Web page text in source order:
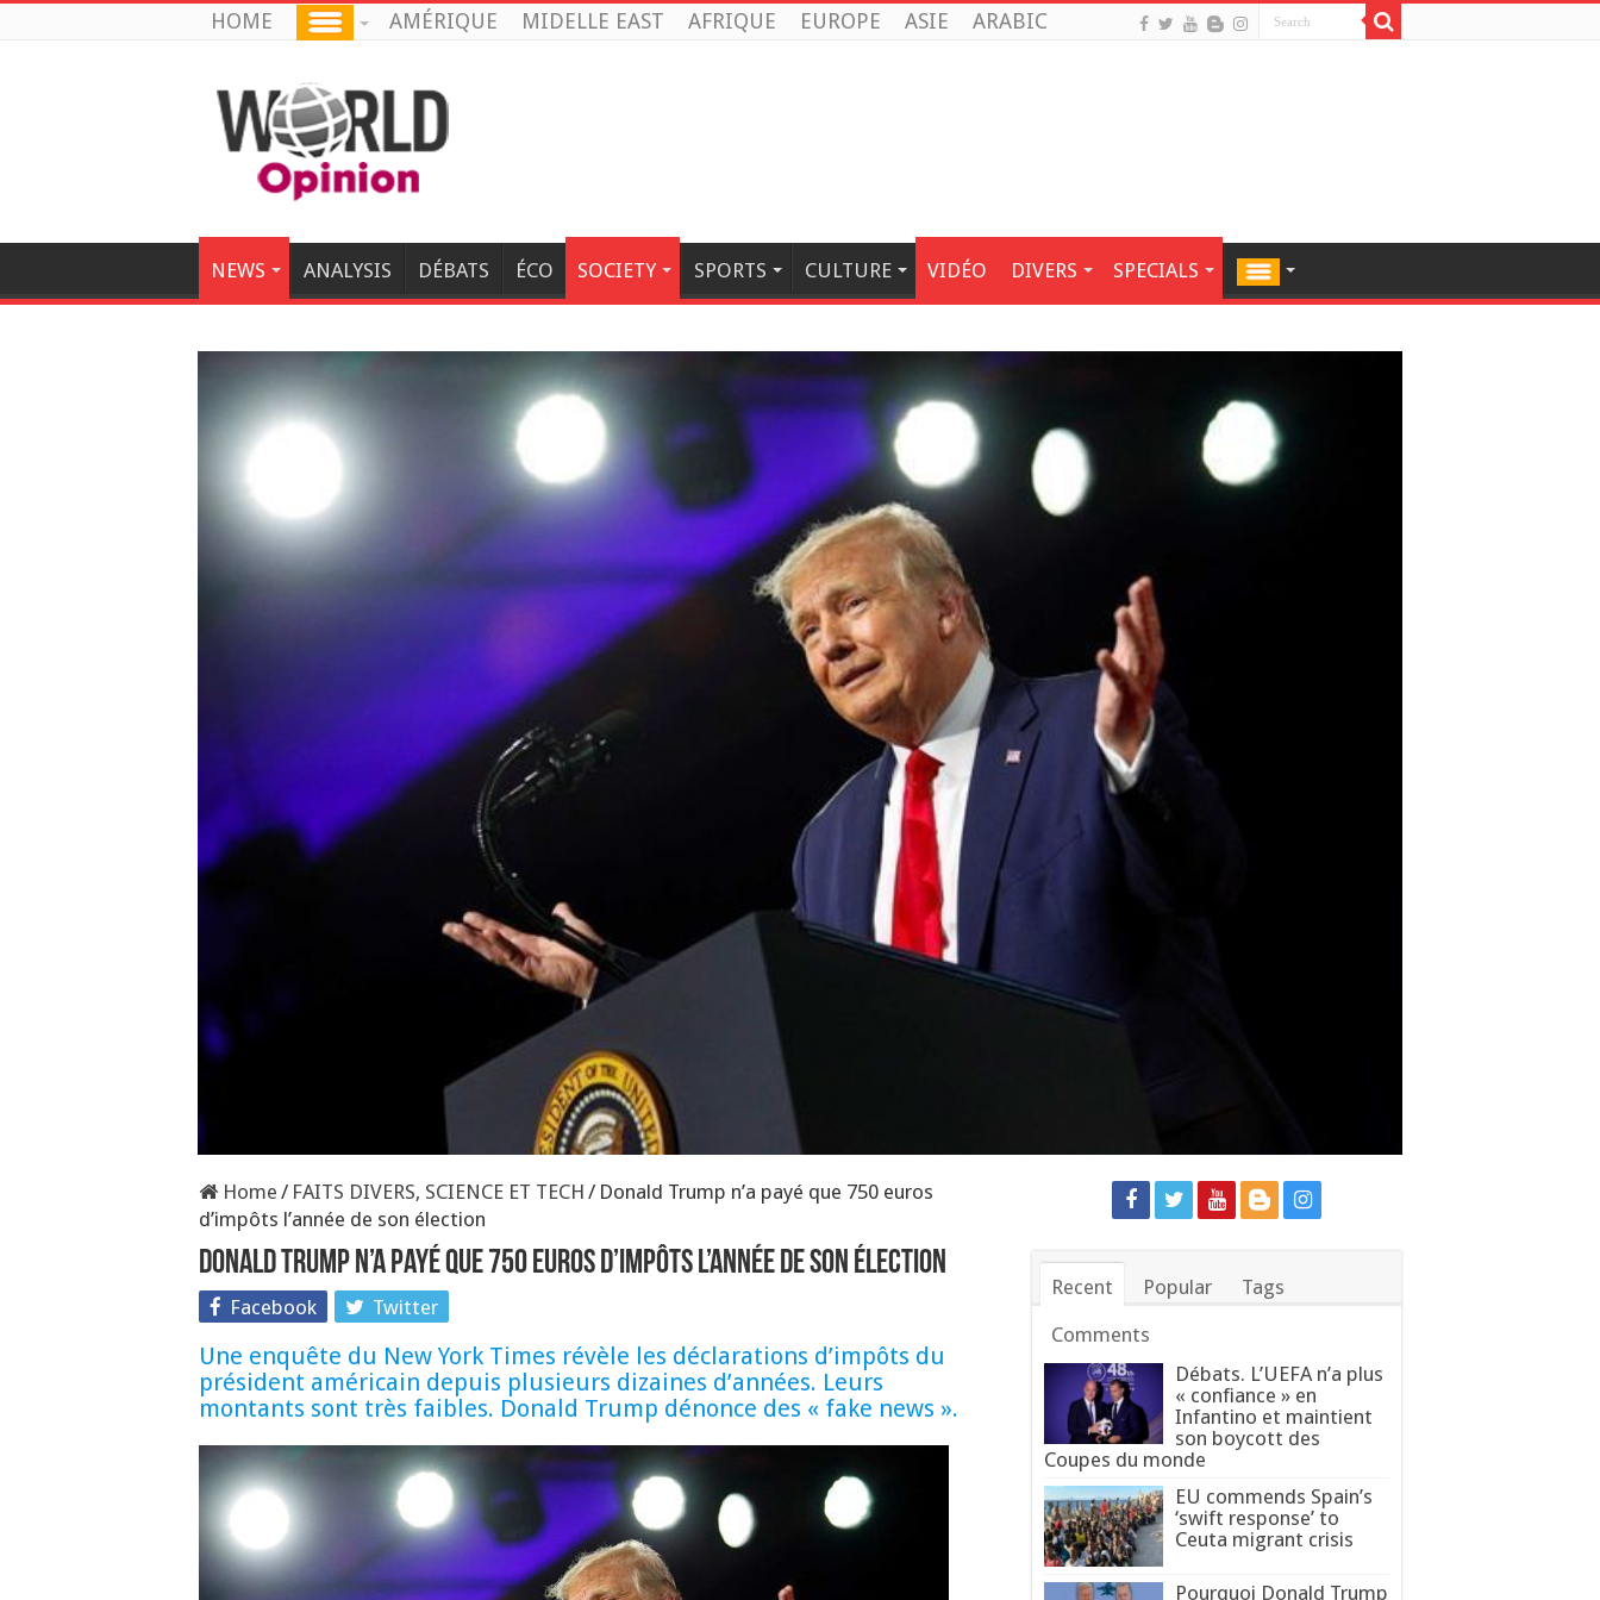
HOME AMÉRIQUE MIDELLE EAST AFRIQUE EUROPE ASIE ARABIC
NEWS ANALYSIS DÉBATS ÉCO SOCIETY SPORTS CULTURE VIDÉO DIVERS SPECIALS
Home / FAITS DIVERS, SCIENCE ET TECH / Donald Trump n’a payé que 750 euros
d’impôts l’année de son élection
Donald Trump n’a payé que 750 euros d’impôts l’année de son élection
Facebook Twitter
Une enquête du New York Times révèle les déclarations d’impôts du
président américain depuis plusieurs dizaines d’années. Leurs
montants sont très faibles. Donald Trump dénonce des « fake news ».
Recent Popular
Tags
Comments
Débats. L’UEFA n’a plus
« confiance » en
Infantino et maintient
son boycott des
Coupes du monde
EU commends Spain’s
‘swift response’ to
Ceuta migrant crisis
Pourquoi Donald Trump